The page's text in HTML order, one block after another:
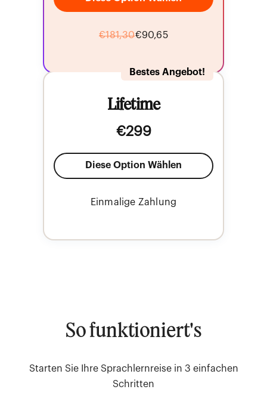
€181,30€90,65
Bestes Angebot!
Lifetime
€299
Einmalige Zahlung
So funktioniert's
Starten Sie Ihre Sprachlernreise in 3 einfachen
Schritten